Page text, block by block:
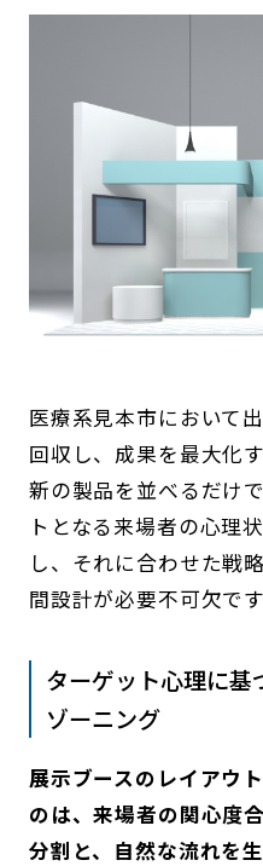
医療系見本市において
回収し、成果を最大化
新の製品を並べるだけ
トとなる来場者の心理
し、それに合わせた戦
間設計が必要不可欠です
ターゲット心理に
ゾーニング
展示ブースのレイアウ
のは、来場者の関心度
分割と、自然な流れを